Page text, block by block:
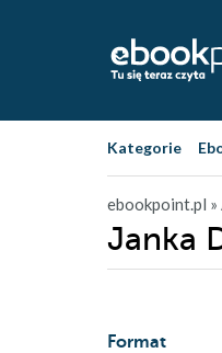
Kategorie
ebookpoint.pl
Janka
Format